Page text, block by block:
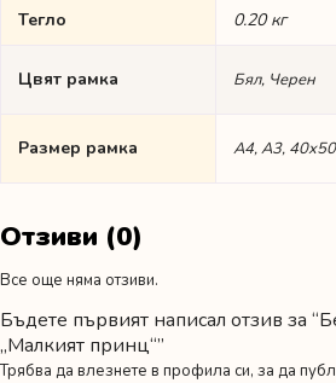
Тегло 0.20 кг
Цвят рамка Бял, Черен
Размер рамка А4, А3,
Отзиви (0)
Все още няма отзиви.
Бъдете първият написал отзив за
„Малкият принц“”
Трябва да влезнете в профила си, за да